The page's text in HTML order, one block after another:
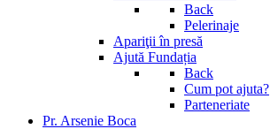
Back
Pelerinaje
Apariţii în presă
Ajută Fundația
Back
Cum pot ajuta?
Parteneriate
Pr. Arsenie Boca